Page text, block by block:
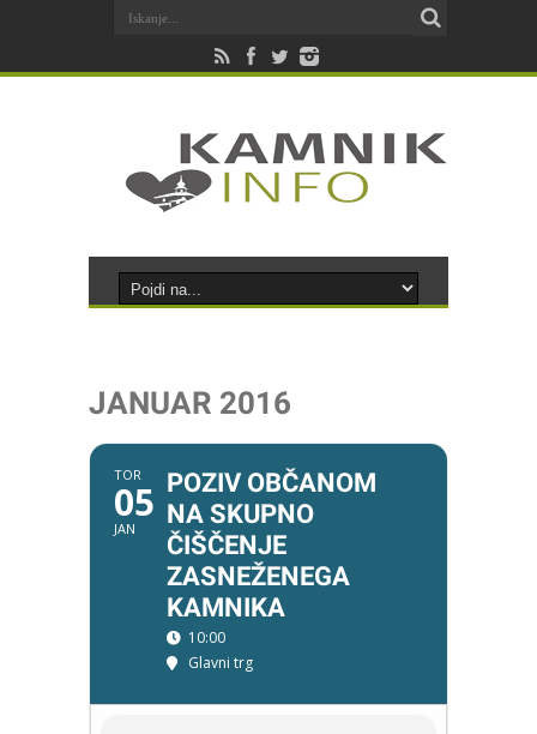
JANUAR 2016
TOR
05
JAN
POZIV OBČANOM
NA SKUPNO
ČIŠČENJE
ZASNEŽENEGA
KAMNIKA
10:00
Glavni trg